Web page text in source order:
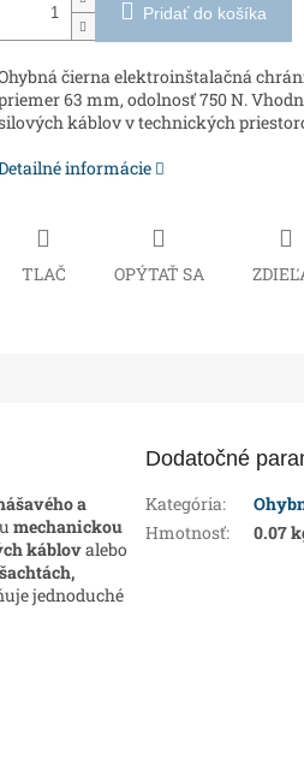
Pridať do košíka
čierna elektroinštalačná
63 mm, odolnosť 750 N.
káblov v technických
informácie
TLAČ OPÝTAŤ SA
a
mechanickou
káblovalebo
jednoduché
Dodatočné
Kategória:
Hmotnosť: 0.07